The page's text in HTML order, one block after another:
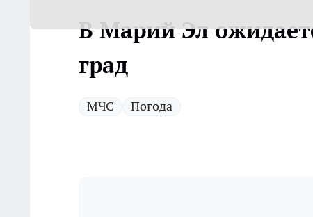
В Марий Эл
град
МЧС Погода